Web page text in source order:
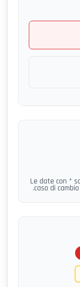
Le date con *
caso di